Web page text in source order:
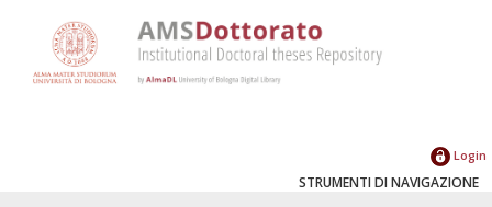
Login
STRUMENTI DI NAVIGAZIONE